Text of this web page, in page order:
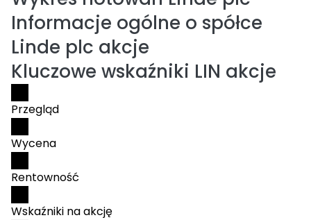
Informacje ogólne o spółce
Linde plc akcje
Kluczowe wskaźniki LIN akcje
Przegląd
Wycena
Rentowność
Wskaźniki na akcję